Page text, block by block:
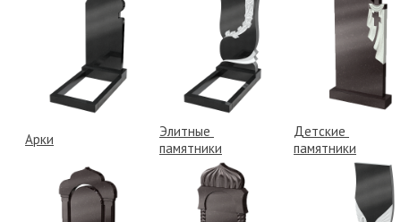
Арки
Элитные
памятники
Детские
памятники